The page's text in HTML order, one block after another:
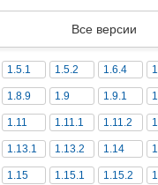
Все версии
1.5.1 1.5.2 1.6.4
1.8.9 1.9 1.9.1
1.11 1.11.1 1.11.2
1.13.1 1.13.2 1.14
1.15 1.15.1 1.15.2